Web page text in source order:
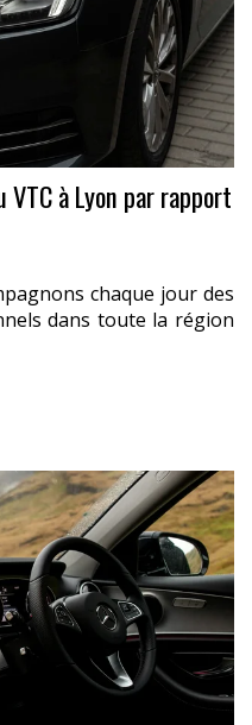
à Lyon par rapport
chaque jour des
dans toute la région